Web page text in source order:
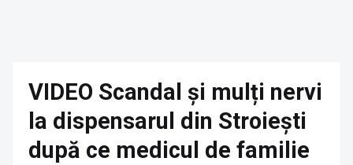
VIDEO Scandal și mulți nervi
la dispensarul din Stroiești
după ce medicul de familie